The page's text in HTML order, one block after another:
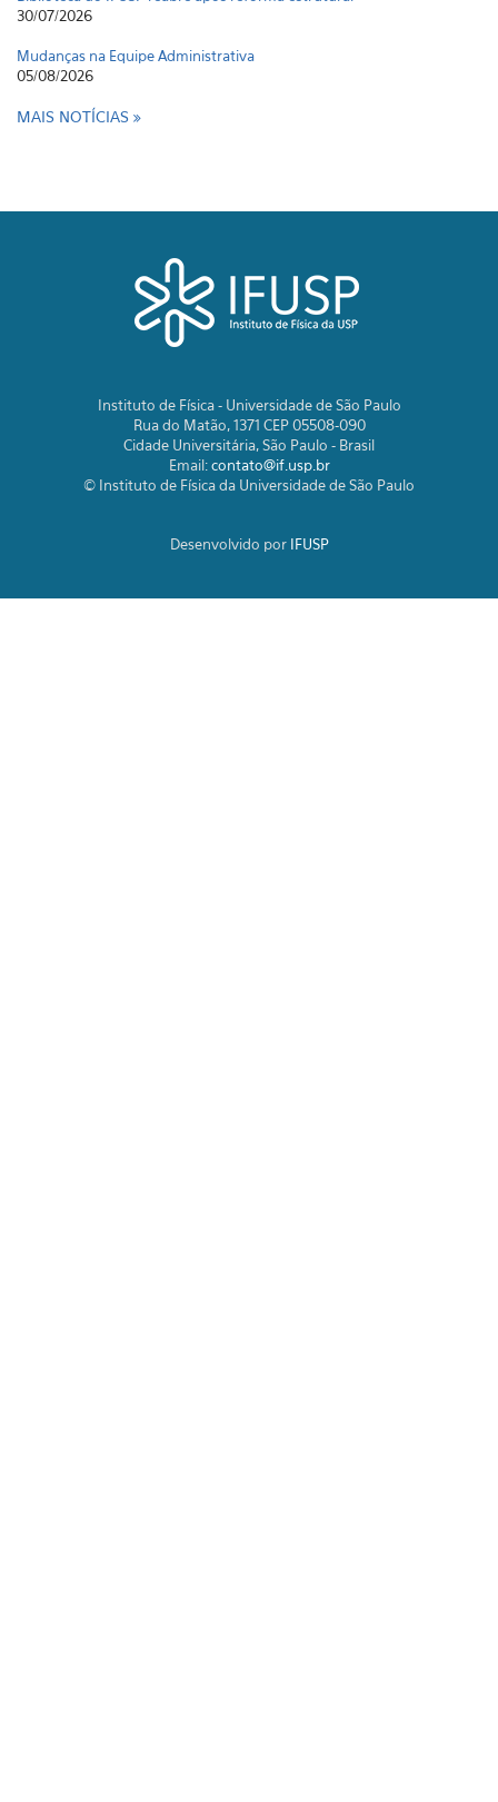
30/07/2026
Mudanças na Equipe Administrativa
05/08/2026
MAIS NOTÍCIAS
Instituto de Física - Universidade de São Paulo
Rua do Matão, 1371 CEP 05508-090
Cidade Universitária, São Paulo - Brasil
Email:contato@if.usp.br
© Instituto de Física da Universidade de São Paulo
Desenvolvido por IFUSP